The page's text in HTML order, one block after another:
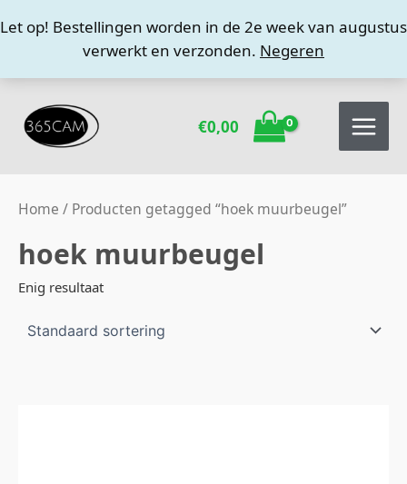
Let op! Bestellingen worden in de 2e week van augustus
verwerkt en verzonden. Negeren
naar
inhoud
€0,00
Home / Producten getagged “hoek muurbeugel”
hoek muurbeugel
Enig resultaat